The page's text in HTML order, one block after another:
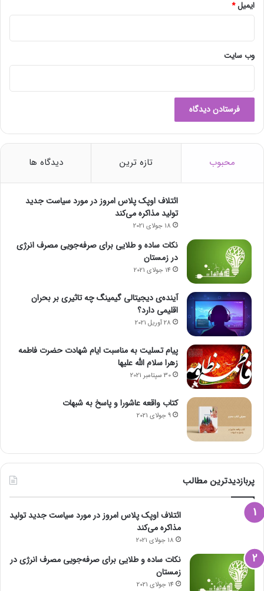
ایمیل*
وب‌ سایت
محبوب تازه ترین دیدگاه ها
ائتلاف اوپک پلاس امروز در مورد سیاست جدید
تولید مذاکره می‌کند
18 جولای 2021
نکات ساده و طلایی برای صرفه‌جویی مصرف انرژی
در زمستان
14 جولای 2021
آینده‌ی دیجیتالی گیمینگ چه تاثیری بر بحران
اقلیمی دارد؟
28 آوریل 2021
پیام تسلیت به مناسبت ایام شهادت حضرت فاطمه
زهرا سلام الله علیها
30 سپتامبر 2021
کتاب واقعه عاشورا و پاسخ به شبهات
9 جولای 2021
پربازدیدترین مطالب
ائتلاف اوپک پلاس امروز در مورد سیاست جدید تولید
مذاکره می‌کند
18 جولای 2021
نکات ساده و طلایی برای صرفه‌جویی مصرف انرژی در
زمستان
14 جولای 2021